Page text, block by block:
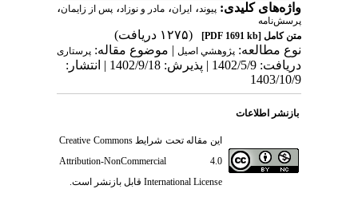
واژه‌های کلیدی: پیوند، ایران، مادر و نوزاد، پس از زایمان،
پرسش‌نامه
متن کامل[PDF 1691 kb]
(۱۲۷۵ دریافت)
نوع مطالعه: پژوهشي اصیل | موضوع مقاله: پرستاری
دریافت: 1402/5/9 | پذیرش: 1402/9/18 | انتشار:
1403/10/9
بازنشر اطلاعات
این مقاله تحت شرایطCreative Commons
Attribution-NonCommercial 4.0
International License قابل بازنشر است.